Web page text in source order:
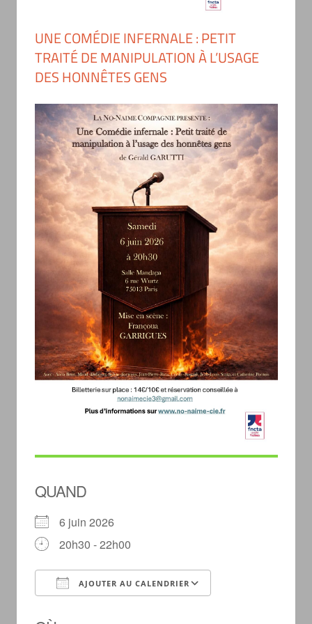
UNE COMÉDIE INFERNALE : PETIT
TRAITÉ DE MANIPULATION À L’USAGE
DES HONNÊTES GENS
QUAND
6 juin 2026
20h30 - 22h00
AJOUTER AU CALENDRIER